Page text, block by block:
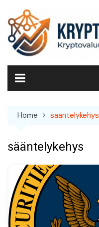
content
Home sääntelykehys
sääntelykehys